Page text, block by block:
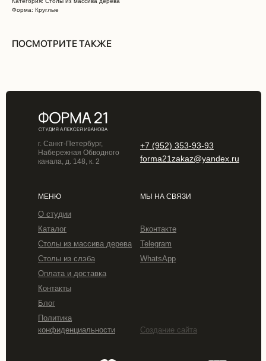
Форма: Круглые
ПОСМОТРИТЕ ТАКЖЕ
+7 (952) 353-93-93
forma21zakaz@yandex.ru
г. Санкт-Петербург,
Набережная Обводного
канала, д. 148, к. 2
МЕНЮ
О студии
Каталог
Столы из массива дерева
Столы из слэба
Оплата и доставка
Контакты
Блог
Политика
конфиденциальности
МЫ НА СВЯЗИ
Вконтакте
WhatsApp
Telegram
Создание сайта